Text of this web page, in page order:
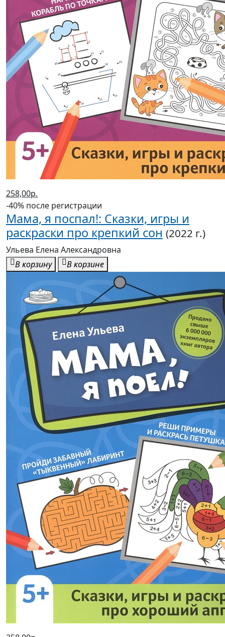
258,00р.
-40% после регистрации
Мама, я поспал!: Сказки, игры и
Ульева Елена Александровна
В корзину
В корзине
258,00р.
-40% после регистрации
Мама, я поел!: Сказки, игры и